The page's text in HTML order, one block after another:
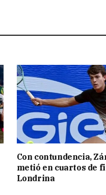
Con contundencia,
metió en cuartos de
Londrina